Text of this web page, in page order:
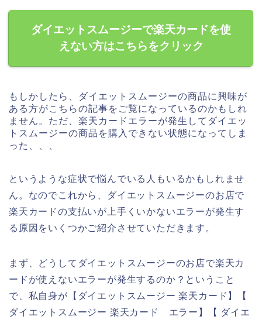
ダイエットスムージーで楽天カードを使
えない方はこちらをクリック
もしかしたら、ダイエットスムージーの商品に興味が
ある方がこちらの記事をご覧になっているのかもしれ
ません。ただ、楽天カードエラーが発生してダイエッ
トスムージーの商品を購入できない状態になってしま
った、、、
というような症状で悩んでいる人もいるかもしれませ
ん。なのでこれから、ダイエットスムージーのお店で
楽天カードの支払いが上手くいかないエラーが発生す
る原因をいくつかご紹介させていただきます。
まず、どうしてダイエットスムージーのお店で楽天カ
ードが使えないエラーが発生するのか？ということ
で、私自身が【ダイエットスムージー 楽天カード】【
ダイエットスムージー 楽天カード エラー】【 ダイエ